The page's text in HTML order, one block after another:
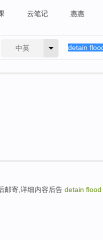
云笔记 惠惠
中英
邮寄,详细内容后告 detain flood